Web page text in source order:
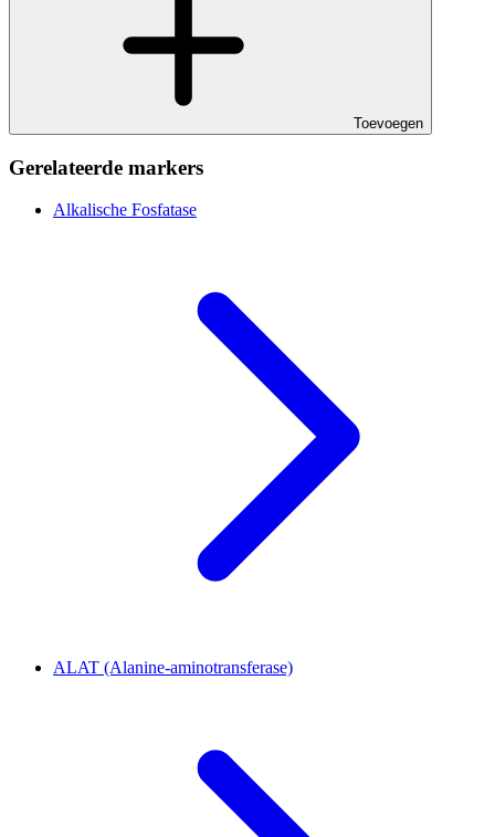
Toevoegen
Gerelateerde markers
Alkalische Fosfatase
ALAT (Alanine-aminotransferase)